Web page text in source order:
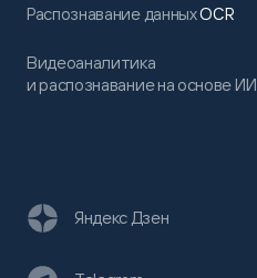
Распознавание данныхOCR
Видеоаналитика
и распознавание на основе ИИ
Яндекс Дзен